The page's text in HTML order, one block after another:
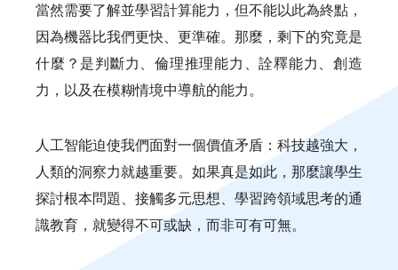
當然需要了解並學習計算能力，但不能以此為終點，
因為機器比我們更快、更準確。那麼，剩下的究竟是
什麼？是判斷力、倫理推理能力、詮釋能力、創造
力，以及在模糊情境中導航的能力。
人工智能迫使我們面對一個價值矛盾：科技越強大，
人類的洞察力就越重要。如果真是如此，那麼讓學生
探討根本問題、接觸多元思想、學習跨領域思考的通
識教育，就變得不可或缺，而非可有可無。